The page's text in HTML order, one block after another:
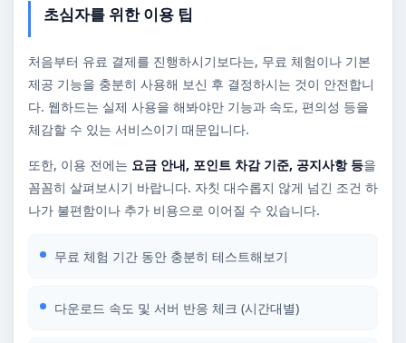
초심자를 위한 이용 팁
처음부터 유료 결제를 진행하시기보다는, 무료 체험이나 기본
제공 기능을 충분히 사용해 보신 후 결정하시는 것이 안전합니
다. 웹하드는 실제 사용을 해봐야만 기능과 속도, 편의성 등을
체감할 수 있는 서비스이기 때문입니다.
또한, 이용 전에는 요금 안내, 포인트 차감 기준, 공지사항 등을
꼼꼼히 살펴보시기 바랍니다. 자칫 대수롭지 않게 넘긴 조건 하
나가 불편함이나 추가 비용으로 이어질 수 있습니다.
무료 체험 기간 동안 충분히 테스트해보기
다운로드 속도 및 서버 반응 체크 (시간대별)